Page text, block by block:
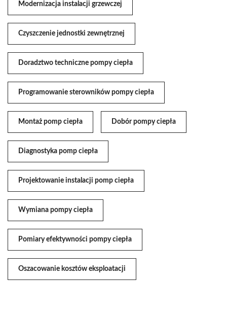
Modernizacja instalacji grzewczej
Czyszczenie jednostki zewnętrznej
Doradztwo techniczne pompy ciepła
Programowanie sterowników pompy ciepła
Montaż pomp ciepła Dobór pompy ciepła
Diagnostyka pomp ciepła
Projektowanie instalacji pomp ciepła
Wymiana pompy ciepła
Pomiary efektywności pompy ciepła
Oszacowanie kosztów eksploatacji